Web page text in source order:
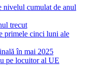
nivelul cumulat de anul
trecut
primele cinci luni ale
în mai 2025
pe locuitor al UE